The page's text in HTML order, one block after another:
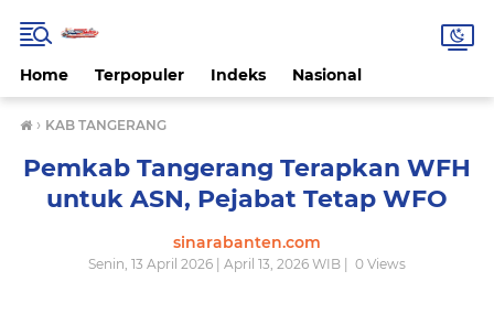
Home Terpopuler Indeks Nasional
› KAB TANGERANG
Pemkab Tangerang Terapkan WFH
untuk ASN, Pejabat Tetap WFO
sinarabanten.com
Senin, 13 April 2026 | April 13, 2026 WIB | 0 Views